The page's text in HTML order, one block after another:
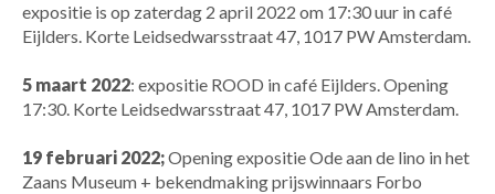
expositie is op zaterdag 2 april 2022 om 17:30 uur in café
Eijlders. Korte Leidsedwarsstraat 47, 1017 PW Amsterdam.
5 maart 2022: expositie ROOD in café Eijlders. Opening
17:30. Korte Leidsedwarsstraat 47, 1017 PW Amsterdam.
19 februari 2022;Opening expositie Ode aan de lino in het
Zaans Museum + bekendmaking prijswinnaars Forbo